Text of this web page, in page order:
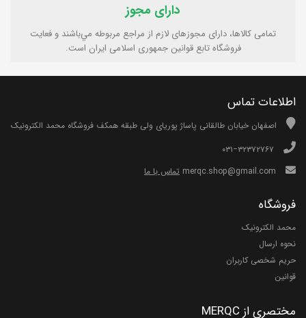
دارای مجوز
تمامی كالاها، دارای مجوزهای لازم از مراجع مربوطه مي‌باشند و فعایت
فروشگاه تابع قوانين جمهوری اسلامی ايران است.
اطلاعات تماس
اصفهان خیابان طالقانی پاساژ پوریای ولی طبقه همکف فروشگاه محمد الکترونیک
تماس با ما
فروشگاه
محمد الکترونیک
نحوه ارسال
حریم شخصی کاربران
قوانین
مختصری از MERQC